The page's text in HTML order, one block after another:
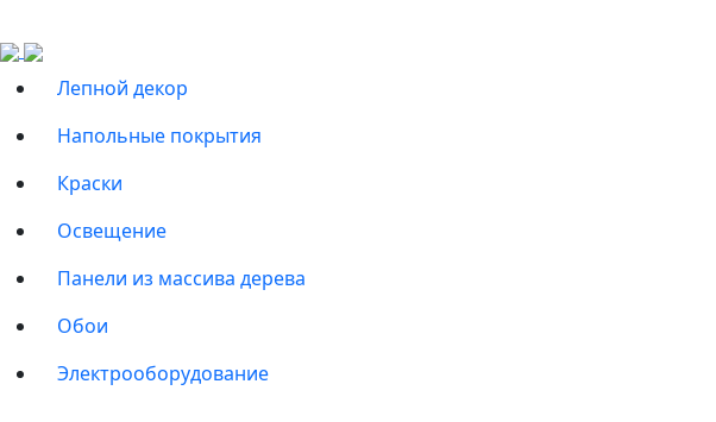
Лепной декор
Напольные покрытия
Краски
Освещение
Панели из массива дерева
Обои
Электрооборудование